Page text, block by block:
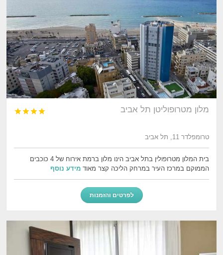
מלון מטרופוליטן תל אביב 



טרומפלדר 11, תל אביב
בית המלון מטרופולין בתל אביב הינו מלון ברמת אירוח של 4 כוכבים
הממוקם במרכז העיר במרחק הליכה קצר מאודמידע נוסף
לפרטים והזמנות